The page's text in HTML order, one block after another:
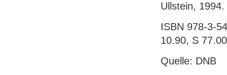
Ullstein,
ISBN 978-3-
10.90, S 77.00
Quelle: DNB